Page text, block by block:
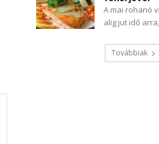
A mai rohanó
alig jut idő
Továbbiak